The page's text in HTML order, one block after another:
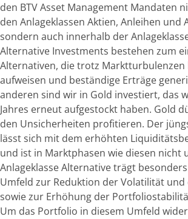
den BTV Asset Management Mandaten
den Anlageklassen Aktien, Anleihen und
sondern auch innerhalb der
Alternative Investments bestehen zum
Alternativen, die trotz
aufweisen und beständige Erträge
anderen sind wir in Gold investiert, das
Jahres erneut aufgestockt haben. Gold
den Unsicherheiten profitieren. Der
lässt sich mit dem erhöhten
und ist in Marktphasen wie diesen nicht
Anlageklasse Alternative trägt
Umfeld zur Reduktion der Volatilität
sowie zur Erhöhung der
Um das Portfolio in diesem Umfeld